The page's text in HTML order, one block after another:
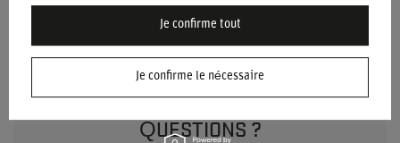
BESOIN D'AIDE ? AVEZ-VOUS DES
QUESTIONS ?
Je confirme le nécessaire
Je confirme tout